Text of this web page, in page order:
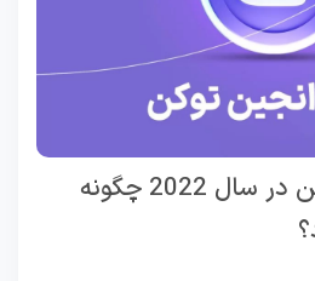
آینده ارز انجین توکن در سال 2022 چگونه